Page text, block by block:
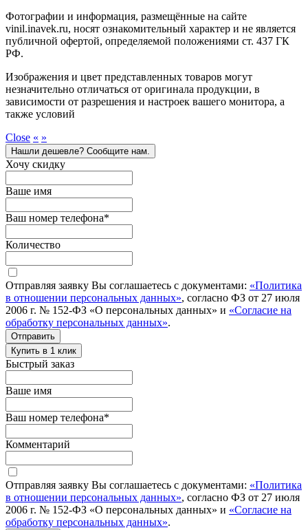
Фотографии и информация, размещённые на сайте
vinil.inavek.ru, носят ознакомительный характер и не является
публичной офертой, определяемой положениями ст. 437 ГК
РФ.
Изображения и цвет представленных товаров могут
незначительно отличаться от оригинала продукции, в
зависимости от разрешения и настроек вашего монитора, а
также условий
Close « »
Нашли дешевле? Сообщите нам.
Хочу скидку
Ваше имя
Ваш номер телефона*
Количество
Отправляя заявку Вы соглашаетесь с документами: «Политика
в отношении персональных данных», согласно ФЗ от 27 июля
2006 г. № 152-ФЗ «О персональных данных» и «Согласие на
обработку персональных данных».
Отправить
Купить в 1 клик
Быстрый заказ
Ваше имя
Ваш номер телефона*
Комментарий
Отправляя заявку Вы соглашаетесь с документами: «Политика
в отношении персональных данных», согласно ФЗ от 27 июля
2006 г. № 152-ФЗ «О персональных данных» и «Согласие на
обработку персональных данных».